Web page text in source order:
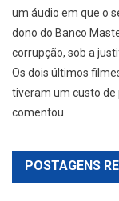
um áudio em que o
dono do Banco
corrupção, sob a
Os dois últimos
tiveram um custo de
comentou.
POSTAGENS